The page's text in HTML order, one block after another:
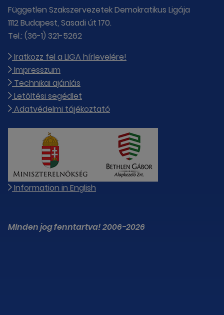
Független Szakszervezetek Demokratikus Ligája
1112 Budapest, Sasadi út 170.
Tel.: (36-1) 321-5262
Iratkozz fel a LIGA hírlevelére!
Impresszum
Technikai ajánlás
Letöltési segédlet
Adatvédelmi tájékoztató
Information in English
Minden jog fenntartva! 2006-2026